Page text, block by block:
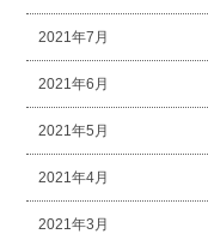
2021年7月
2021年6月
2021年5月
2021年4月
2021年3月